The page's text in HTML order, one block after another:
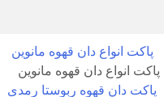
پاکت انواع دان قهوه مانوین